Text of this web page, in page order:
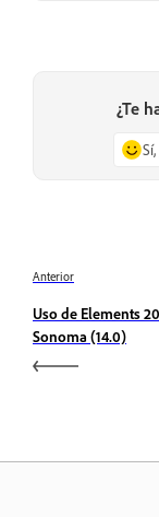
¿Te
Anterior
Uso de Elements
Sonoma (14.0)